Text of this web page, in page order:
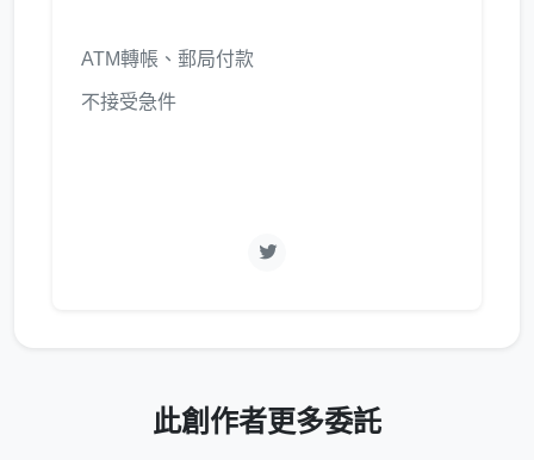
ATM轉帳、郵局付款
不接受急件
此創作者更多委託